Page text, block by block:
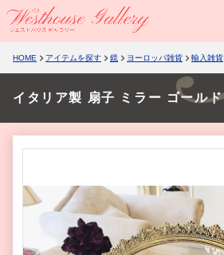
HOME アイテムを探す 鏡 ヨーロッパ雑貨 輸入雑貨
イタリア製 扇子 ミラー ゴールド